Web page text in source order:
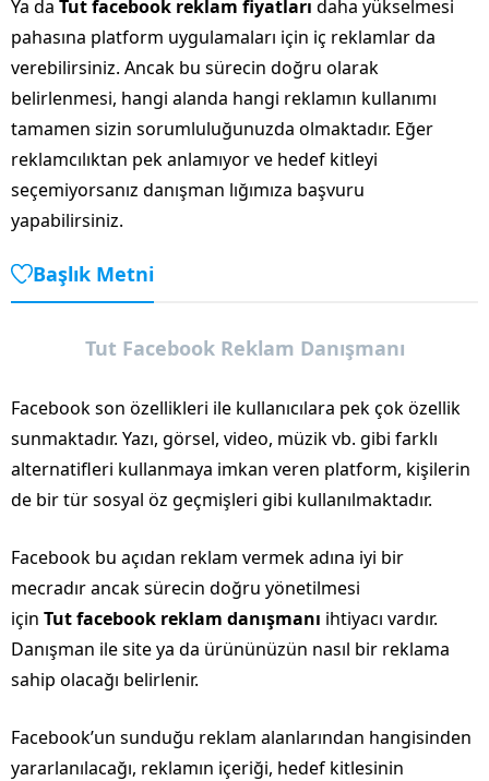
Ya da Tut facebook reklam fiyatları daha yükselmesi
pahasına platform uygulamaları için iç reklamlar da
verebilirsiniz. Ancak bu sürecin doğru olarak
belirlenmesi, hangi alanda hangi reklamın kullanımı
tamamen sizin sorumluluğunuzda olmaktadır. Eğer
reklamcılıktan pek anlamıyor ve hedef kitleyi
seçemiyorsanız danışman lığımıza başvuru
yapabilirsiniz.
Başlık Metni
Tut Facebook Reklam Danışmanı
Facebook son özellikleri ile kullanıcılara pek çok özellik
sunmaktadır. Yazı, görsel, video, müzik vb. gibi farklı
alternatifleri kullanmaya imkan veren platform, kişilerin
de bir tür sosyal öz geçmişleri gibi kullanılmaktadır.
Facebook bu açıdan reklam vermek adına iyi bir
mecradır ancak sürecin doğru yönetilmesi
için Tut facebook reklam danışmanı ihtiyacı vardır.
Danışman ile site ya da ürününüzün nasıl bir reklama
sahip olacağı belirlenir.
Facebook’un sunduğu reklam alanlarından hangisinden
yararlanılacağı, reklamın içeriği, hedef kitlesinin